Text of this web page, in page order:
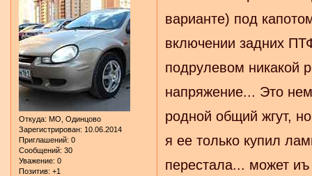
Откуда: МО, Одинцово
Зарегистрирован: 10.06.2014
Приглашений: 0
Сообщений: 30
Уважение: 0
Позитив: +1
варианте) под
включении задних
подрулевом никакой
напряжение... Это
родной общий жгут,
я ее только купил
перестала... может